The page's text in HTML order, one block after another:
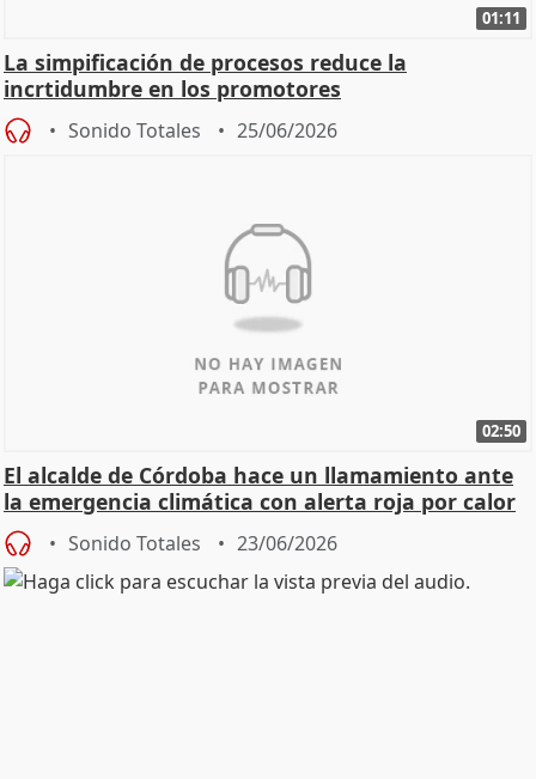
01:11
La simpificación de procesos reduce la
incrtidumbre en los promotores
Sonido Totales 25/06/2026
02:50
El alcalde de Córdoba hace un llamamiento ante
la emergencia climática con alerta roja por calor
Sonido Totales 23/06/2026